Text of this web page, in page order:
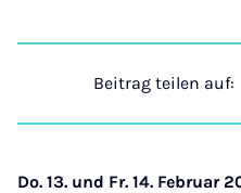
Beitrag teilen auf:
Do. 13. und Fr. 14. Februar